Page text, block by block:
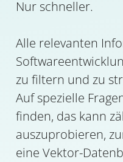
Nur schneller.
Alle relevanten
zu filtern und zu
Auf spezielle
finden, das kann
auszuprobieren,
eine Vektor-